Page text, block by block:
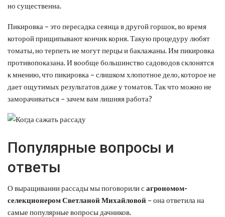
но существенна.
Пикировка – это пересадка сеянца в другой горшок, во время
которой прищипывают кончик корня. Такую процедуру любят
томаты, но терпеть не могут перцы и баклажаны. Им пикировка
противопоказана. И вообще большинство садоводов склонятся
к мнению, что пикировка – слишком хлопотное дело, которое не
дает ощутимых результатов даже у томатов. Так что можно не
заморачиваться – зачем вам лишняя работа?
Популярные вопросы и
ответы
О выращивании рассады мы поговорили с агрономом-
селекционером Светланой Михайловой – она ответила на
самые популярные вопросы дачников.